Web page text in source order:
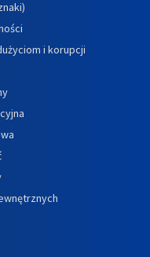
i korupcji